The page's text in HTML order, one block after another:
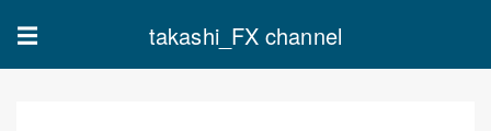
☰ takashi_FX channel